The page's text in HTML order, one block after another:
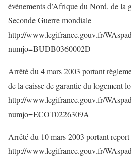
événements d’Afrique du Nord, de la
Seconde Guerre mondiale
http://www.legifrance.gouv.fr/
numjo=BUDB0360002D
Arrêté du 4 mars 2003 portant
de la caisse de garantie du logement
http://www.legifrance.gouv.fr/
numjo=ECOT0226309A
Arrêté du 10 mars 2003 portant
http://www.legifrance.gouv.fr/